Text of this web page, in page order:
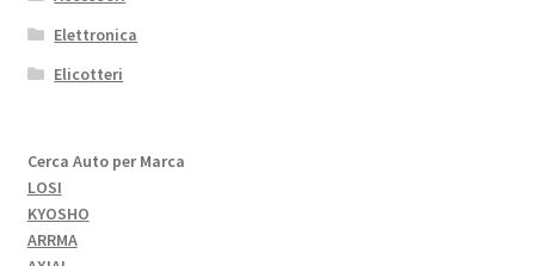
Elettronica
Elicotteri
Cerca Auto per Marca
LOSI
KYOSHO
ARRMA